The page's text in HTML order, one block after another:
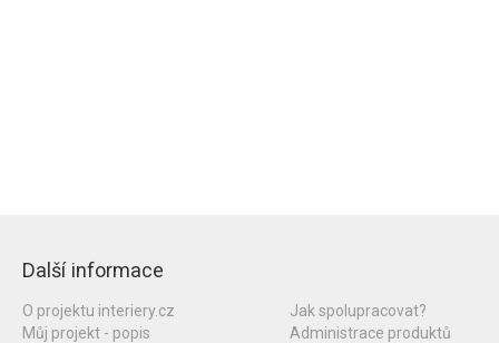
Další informace
O projektu interiery.cz
Můj projekt - popis
Jak spolupracovat?
Administrace produktů